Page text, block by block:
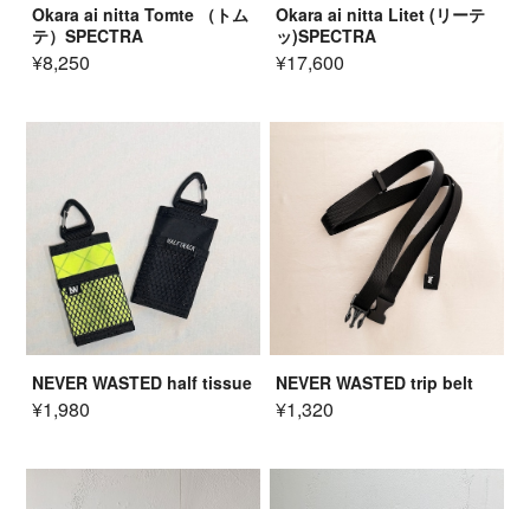
Okara ai nitta Tomte （トム
テ）SPECTRA
¥8,250
Okara ai nitta Litet (リーテ
ッ)SPECTRA
¥17,600
NEVER WASTED half tissue
¥1,980
NEVER WASTED trip belt
¥1,320